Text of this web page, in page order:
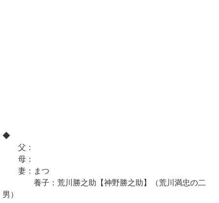
◆
父：
母：
妻：まつ
養子：荒川勝之助【神野勝之助】（荒川満忠の二
男）